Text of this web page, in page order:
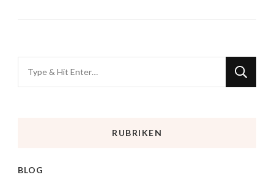
RUBRIKEN
BLOG